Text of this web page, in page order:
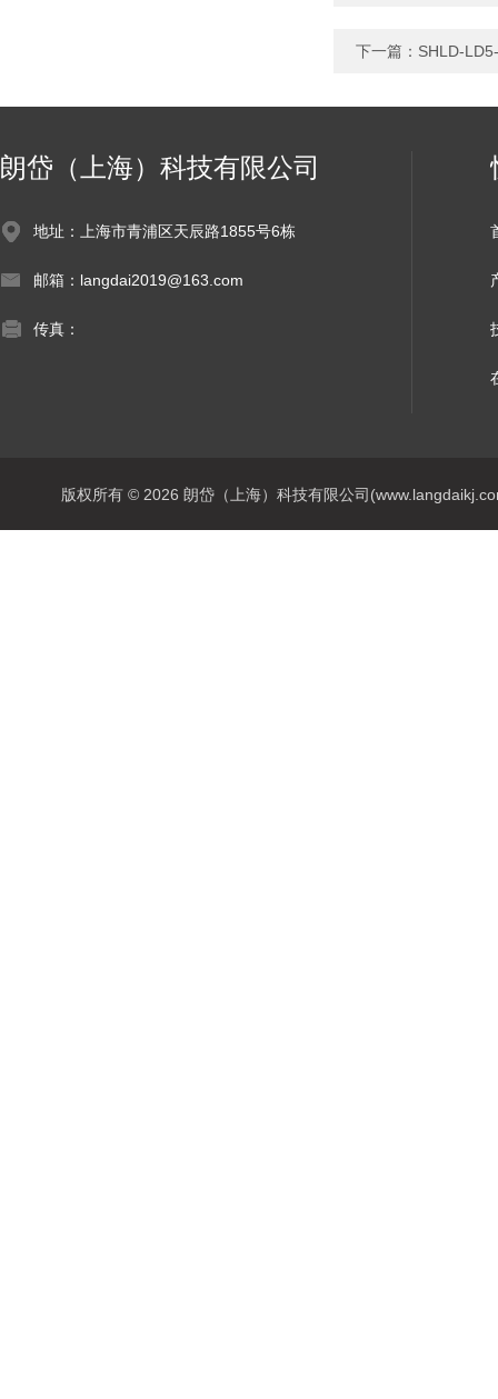
下一篇： SHLD-
朗岱（上海）科技有限公司
地址：上海市青浦区天辰路1855号6栋
邮箱：langdai2019@163.com
传真：
版权所有 © 2026 朗岱（上海）科技有限公司